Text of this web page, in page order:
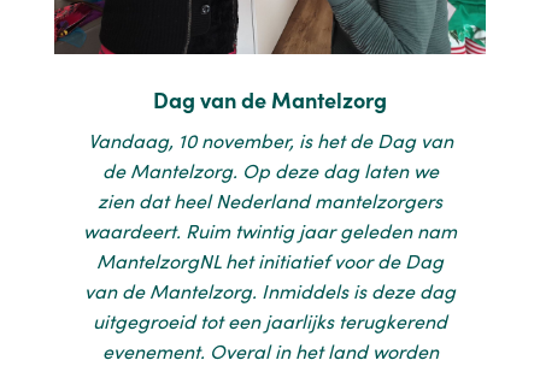
Dag van de Mantelzorg
Vandaag, 10 november, is het de Dag van
de Mantelzorg. Op deze dag laten we
zien dat heel Nederland mantelzorgers
waardeert. Ruim twintig jaar geleden nam
MantelzorgNL het initiatief voor de Dag
van de Mantelzorg. Inmiddels is deze dag
uitgegroeid tot een jaarlijks terugkerend
evenement. Overal in het land worden